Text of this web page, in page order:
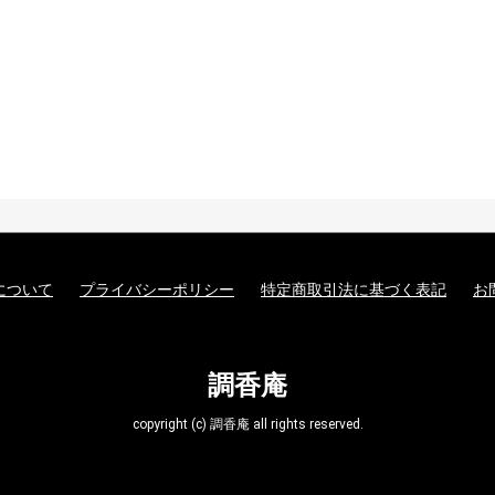
ついて プライバシーポリシー 特定商取引法に基づく表記 お
調香庵
copyright (c) 調香庵 all rights reserved.